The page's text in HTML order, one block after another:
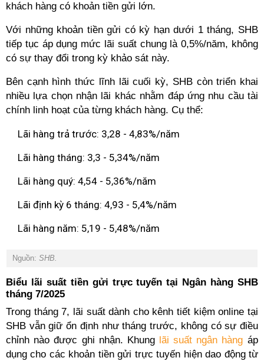
khách hàng có khoản tiền gửi lớn.
Với những khoản tiền gửi có kỳ hạn dưới 1 tháng, SHB
tiếp tục áp dụng mức lãi suất chung là 0,5%/năm, không
có sự thay đổi trong kỳ khảo sát này.
Bên cạnh hình thức lĩnh lãi cuối kỳ, SHB còn triển khai
nhiều lựa chọn nhận lãi khác nhằm đáp ứng nhu cầu tài
chính linh hoạt của từng khách hàng. Cụ thể:
Lãi hàng trả trước: 3,28 - 4,83%/năm
Lãi hàng tháng: 3,3 - 5,34%/năm
Lãi hàng quý: 4,54 - 5,36%/năm
Lãi định kỳ 6 tháng: 4,93 - 5,4%/năm
Lãi hàng năm: 5,19 - 5,48%/năm
Nguồn: SHB.
Biểu lãi suất tiền gửi trực tuyến tại Ngân hàng SHB
tháng 7/2025
Trong tháng 7, lãi suất dành cho kênh tiết kiệm online tại
SHB vẫn giữ ổn định như tháng trước, không có sự điều
chỉnh nào được ghi nhận. Khung lãi suất ngân hàng áp
dụng cho các khoản tiền gửi trực tuyến hiện dao động từ